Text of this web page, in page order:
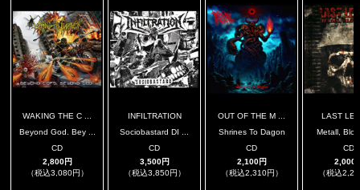
WAKING THE C ...
Beyond God. Bey ...
CD
2,800円
（税込3,080円）
INFILTRATION
Sociobastard DI ...
CD
3,500円
（税込3,850円）
OUT OF THE M ...
Shrines To Dagon
CD
2,100円
（税込2,310円）
LAST
Metall,
CD
2,000
（税込